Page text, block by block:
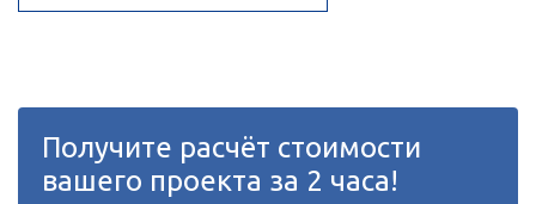
Получите расчёт стоимости
вашего проекта за 2 часа!